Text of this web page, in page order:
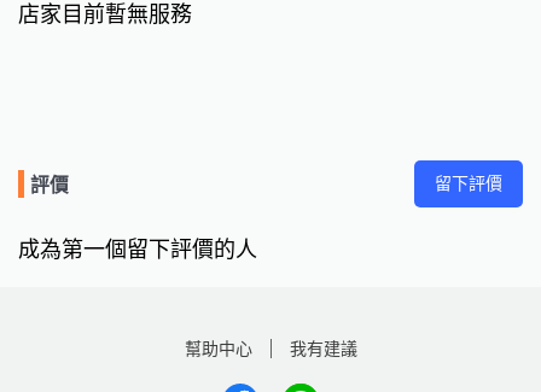
店家目前暫無服務
評價 留下評價
成為第一個留下評價的人
幫助中心 我有建議